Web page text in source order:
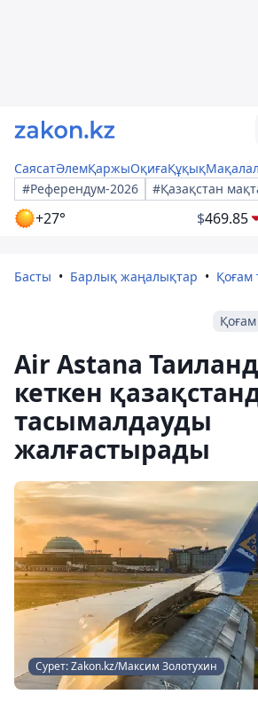
СаясатӘлемҚаржыОқиғаҚұқық
#Референдум-2026
#Қазақстан
+27° $469.85
Басты Барлық жаңалықтар
Қоғам
Air Astana
кеткен
тасымалдауды
жалғастырады
Сурет: Zakon.kz/Максим Золотухин